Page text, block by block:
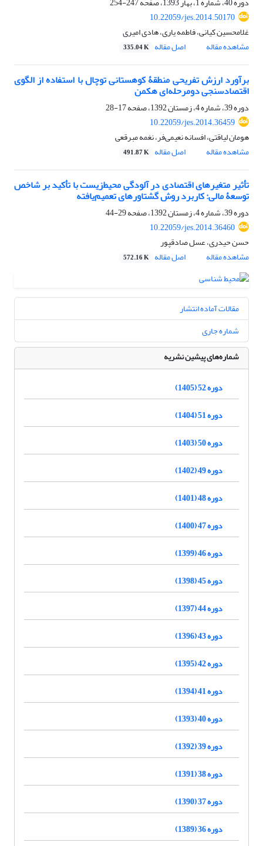
10.22059/jes.2014.50170
غلامحسین کیانی، فاطمه یاری، هادی امیری
مشاهده مقاله
اصل مقاله 335.04 K
برآورد ارزش تفریحی منطقۀ کوهستانی توچال با استفاده از الگوی
اقتصادسنجی دو‌مرحله‌ای هکمن
دوره 39، شماره 4، زمستان 1392، صفحه
17-28
10.22059/jes.2014.36459
هومان لیاقتی، افسانه نعیمی‌فر، نغمه مبرقعی
مشاهده مقاله
اصل مقاله 491.87 K
تأثیر متغیرهای اقتصادی در آلودگی محیط‌زیست با تأکید بر شاخص
توسعۀ مالی: کاربرد روش گشتاورهای تعمیم‌یافته
دوره 39، شماره 4، زمستان 1392، صفحه
29-44
10.22059/jes.2014.36460
حسن حیدری، عسل صادقپور
مشاهده مقاله
اصل مقاله 572.16 K
مقالات آماده انتشار
شماره جاری
شماره‌های پیشین نشریه
دوره 52 (1405)
دوره 51 (1404)
دوره 50 (1403)
دوره 49 (1402)
دوره 48 (1401)
دوره 47 (1400)
دوره 46 (1399)
دوره 45 (1398)
دوره 44 (1397)
دوره 43 (1396)
دوره 42 (1395)
دوره 41 (1394)
دوره 40 (1393)
دوره 39 (1392)
دوره 38 (1391)
دوره 37 (1390)
دوره 36 (1389)